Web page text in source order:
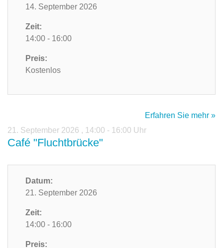
14. September 2026
Zeit:
14:00 - 16:00
Preis:
Kostenlos
Erfahren Sie mehr »
21. September 2026 , 14:00 - 16:00 Uhr
Café "Fluchtbrücke"
Datum:
21. September 2026
Zeit:
14:00 - 16:00
Preis: